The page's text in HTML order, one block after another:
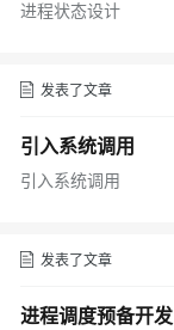
进程状态设计
发表了文章
引入系统调用
引入系统调用
发表了文章
进程调度预备开发